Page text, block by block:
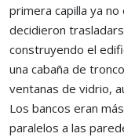
primera capilla ya
decidieron
construyendo el
una cabaña de
ventanas de vidrio,
Los bancos eran
paralelos a las